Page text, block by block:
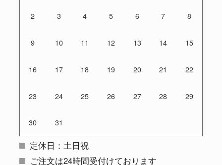
2 3 4 5 6 7 8
9 10 11 12 13 14 15
16 17 18 19 20 21 22
23 24 25 26 27 28 29
30 31
定休日：土日祝
ご注文は24時間受付けております